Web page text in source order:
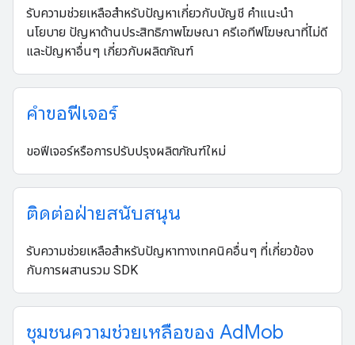
รับความช่วยเหลือสำหรับปัญหาเกี่ยวกับบัญชี คำแนะนำ
นโยบาย ปัญหาด้านประสิทธิภาพโฆษณา ครีเอทีฟโฆษณาที่ไม่ดี
และปัญหาอื่นๆ เกี่ยวกับผลิตภัณฑ์
คำขอฟีเจอร์
ขอฟีเจอร์หรือการปรับปรุงผลิตภัณฑ์ใหม่
ติดต่อฝ่ายสนับสนุน
รับความช่วยเหลือสำหรับปัญหาทางเทคนิคอื่นๆ ที่เกี่ยวข้อง
กับการผสานรวม SDK
ชุมชนความช่วยเหลือของ AdMob